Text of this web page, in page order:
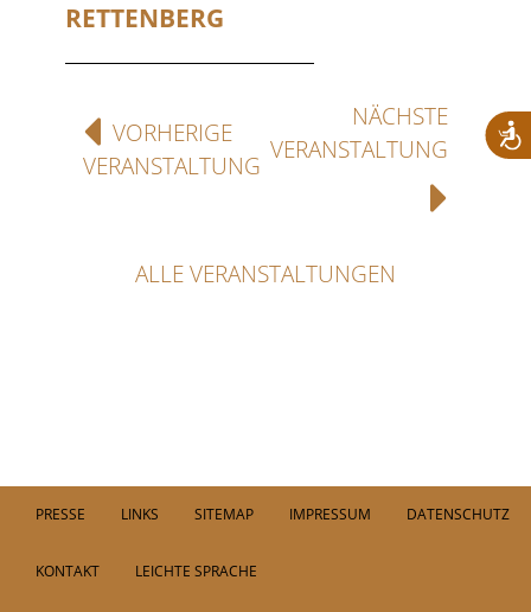
RETTENBERG
VORHERIGE
VERANSTALTUNG
NÄCHSTE
VERANSTALTUNG
ALLE VERANSTALTUNGEN
PRESSE LINKS SITEMAP IMPRESSUM DATENSCHUTZ
KONTAKT LEICHTE SPRACHE